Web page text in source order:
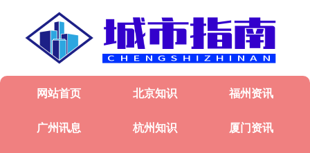
网站首页 北京知识 福州资讯
广州讯息 杭州知识 厦门资讯